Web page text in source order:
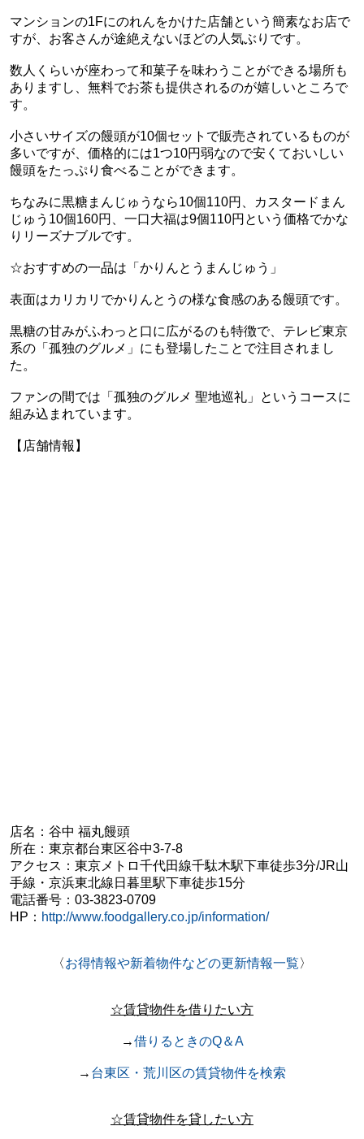
マンションの1Fにのれんをかけた店舗という簡素なお店で
すが、お客さんが途絶えないほどの人気ぶりです。
数人くらいが座わって和菓子を味わうことができる場所も
ありますし、無料でお茶も提供されるのが嬉しいところで
す。
小さいサイズの饅頭が10個セットで販売されているものが
多いですが、価格的には1つ10円弱なので安くておいしい
饅頭をたっぷり食べることができます。
ちなみに黒糖まんじゅうなら10個110円、カスタードまん
じゅう10個160円、一口大福は9個110円という価格でかな
りリーズナブルです。
☆おすすめの一品は「かりんとうまんじゅう」
表面はカリカリでかりんとうの様な食感のある饅頭です。
黒糖の甘みがふわっと口に広がるのも特徴で、テレビ東京
系の「孤独のグルメ」にも登場したことで注目されまし
た。
ファンの間では「孤独のグルメ 聖地巡礼」というコースに
組み込まれています。
【店舗情報】
店名：谷中 福丸饅頭
所在：東京都台東区谷中3-7-8
アクセス：東京メトロ千代田線千駄木駅下車徒歩3分/JR山
手線・京浜東北線日暮里駅下車徒歩15分
電話番号：03-3823-0709
HP： http://www.foodgallery.co.jp/information/
〈お得情報や新着物件などの更新情報一覧〉
☆賃貸物件を借りたい方
→借りるときのQ＆A
→ 台東区・荒川区の賃貸物件を検索
☆賃貸物件を貸したい方